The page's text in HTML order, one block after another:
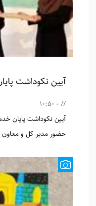
آیین نکوداشت
// - 10:50
آیین نکوداشت پایان
حضور مدیر کل و معاون